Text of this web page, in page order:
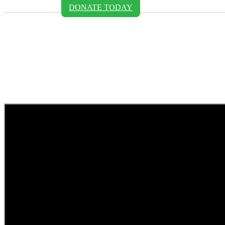
DONATE TODAY